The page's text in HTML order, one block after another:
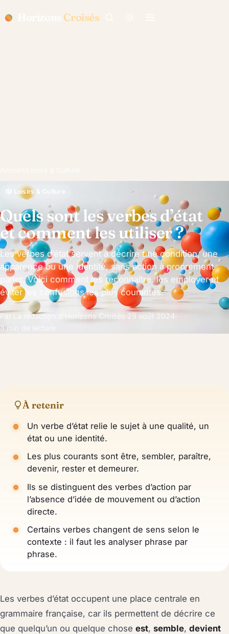
Croisés
🎲 Loisirs & Culture
Quels sont les verbes d’état
et comment les utiliser ?
Les verbes d’état servent à décrire une condition, une
apparence ou une identité, sans action à proprement
parler. Voici comment les reconnaître, les employer et
éviter les confusions les plus courantes.
Par La rédaction d’Horizons Croisés·29 août 2024·
8 min de lecture
À retenir
Un verbe d’état relie le sujet à une qualité, un
état ou une identité.
Les plus courants sont être, sembler, paraître,
devenir, rester et demeurer.
Ils se distinguent des verbes d’action par
l’absence d’idée de mouvement ou d’action
directe.
Certains verbes changent de sens selon le
contexte : il faut les analyser phrase par
phrase.
Les verbes d’état occupent une place centrale en
grammaire française, car ils permettent de décrire ce
que quelqu’un ou quelque chose est, semble, devient